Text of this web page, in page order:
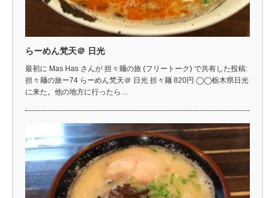
らーめん梵天＠ 日光
最初に Mas Has さんが 担々麺の旅 (フリートーク) で共有した投稿:
担々麺の旅ー74 らーめん梵天＠ 日光 担々麺 820円 ◯◯栃木県日光
に来た。他の地方に行ったら…